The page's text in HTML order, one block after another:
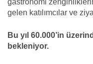
gastronomi
gelen katılımcılar ve
Bu yıl 60.000’in
bekleniyor.